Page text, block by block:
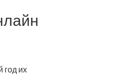
год их